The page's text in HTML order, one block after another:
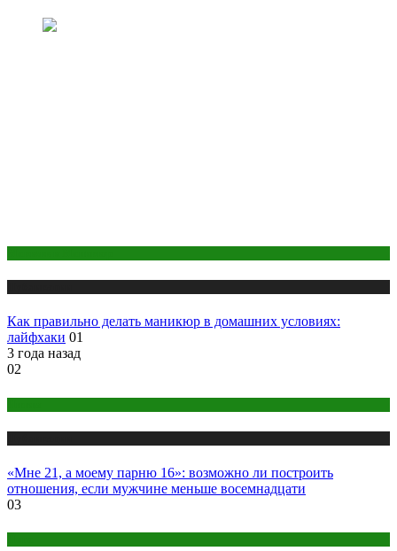
Как правильно делать маникюр в домашних условиях:
лайфхаки 01
3 года назад
02
«Мне 21, а моему парню 16»: возможно ли построить
отношения, если мужчине меньше восемнадцати
03